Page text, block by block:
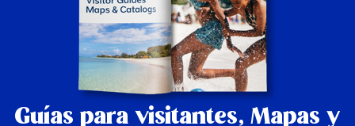
Guías para visitantes, Mapas y